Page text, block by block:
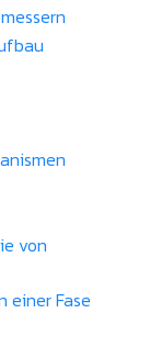
von
einer Fase